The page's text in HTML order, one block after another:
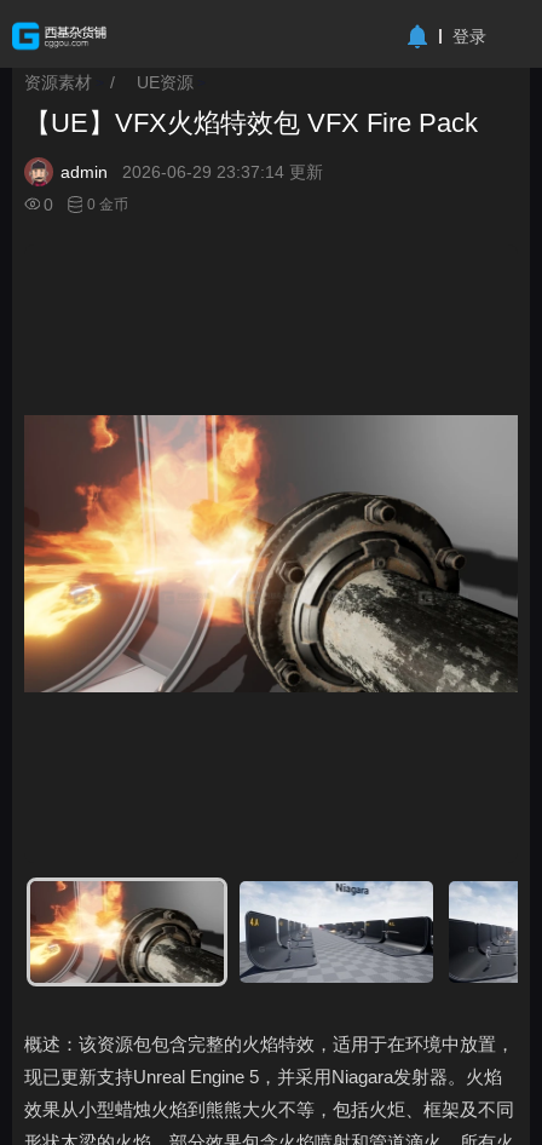
登录
资源素材 / UE资源
【UE】VFX火焰特效包 VFX Fire Pack
admin
2026-06-29 23:37:14 更新
0
0 金币
概述：该资源包包含完整的火焰特效，适用于在环境中放置，
现已更新支持Unreal Engine 5，并采用Niagara发射器。火焰
效果从小型蜡烛火焰到熊熊大火不等，包括火炬、框架及不同